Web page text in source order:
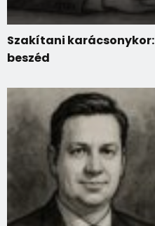
Szakítani
beszéd